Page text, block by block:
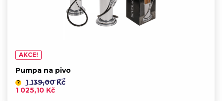
AKCE!
Pumpa na pivo
?
1 139,00 Kč
1 025,10 Kč